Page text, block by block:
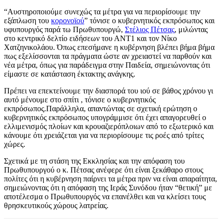
“Αυστηροποιούμε συνεχώς τα μέτρα για να περιορίσουμε την
εξάπλωση του κορονοϊού” τόνισε ο κυβερνητικός εκπρόσωπος και
υφυπουργός παρά τω Πρωθυπουργώ, Στέλιος Πέτσας, μιλώντας
στο κεντρικό δελτίο ειδήσεων του ΑΝΤ1 και τον Νίκο
Χατζηνικολάου. Όπως επεσήμανε η κυβέρνηση βλέπει βήμα βήμα
πως εξελίσσονται τα πράγματα ώστε αν χρειαστεί να παρθούν και
νέα μέτρα, όπως για παράδειγμα στην Παιδεία, σημειώνοντας ότι
είμαστε σε κατάσταση έκτακτης ανάγκης.
Πρέπει να επεκτείνουμε την διασπορά του ιού σε βάθος χρόνου γι
αυτό μένουμε στο σπίτι , τόνισε ο κυβερνητικός
εκπρόσωπος.Παράλληλα, απαντώντας σε σχετική ερώτηση ο
κυβερνητικός εκπρόσωπος υπογράμμισε ότι έχει απαγορευθεί ο
ελλιμενισμός πλοίων και κρουαζιερόπλοιων από το εξωτερικό και
κάνουμε ότι χρειάζεται για να περιορίσουμε τις ροές από τρίτες
χώρες.
Σχετικά με τη στάση της Εκκλησίας και την απόφαση του
Πρωθυπουργού ο κ. Πέτσας ανέφερε ότι είναι ξεκάθαρο στους
πολίτες ότι η κυβέρνηση παίρνει τα μέτρα πριν να είναι απαραίτητα,
σημειώνοντας ότι η απόφαση της Ιεράς Συνόδου ήταν “θετική” με
αποτέλεσμα ο Πρωθυπουργός να επανέλθει και να κλείσει τους
θρησκευτικούς χώρους λατρείας.